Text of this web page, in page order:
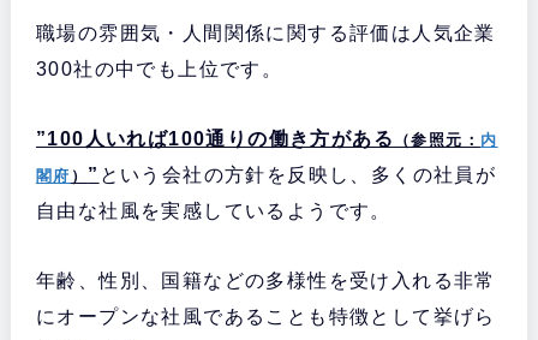
職場の雰囲気・人間関係に関する評価は人気企業
300社の中でも上位です。
”100人いれば100通りの働き方がある （参照元： 内
閣府 ） ” という会社の方針を反映し、多くの社員が
自由な社風を実感しているようです。
年齢、性別、国籍などの多様性を受け入れる非常
にオープンな社風であることも特徴として挙げら